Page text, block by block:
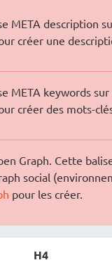
META description
créer une
META keywords
créer des mots-
Graph. Cette
social
pour les créer.
H4